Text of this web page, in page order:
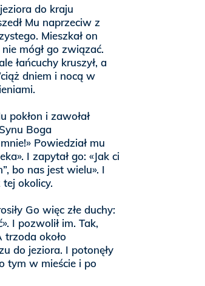
do kraju
Mu naprzeciw z
Mieszkał on
mógł go związać.
łańcuchy kruszył, a
dniem i nocą w
pokłon i zawołał
Boga
Powiedział mu
I zapytał go: «Jak ci
bo nas jest wielu». I
tej okolicy.
Go więc złe duchy:
I pozwolił im. Tak,
trzoda około
do jeziora. I potonęły
tym w mieście i po